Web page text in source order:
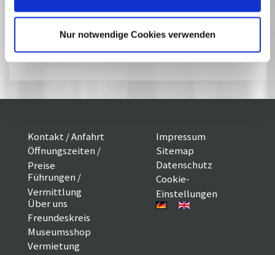
Nur notwendige Cookies verwenden
Flyer zur Ausstellung und Filmreihe
Kontakt / Anfahrt
Öffnungszeiten /
Preise
Führungen /
Vermittlung
Über uns
Freundeskreis
Museumsshop
Vermietung
Impressum
Sitemap
Datenschutz
Cookie-
Einstellungen